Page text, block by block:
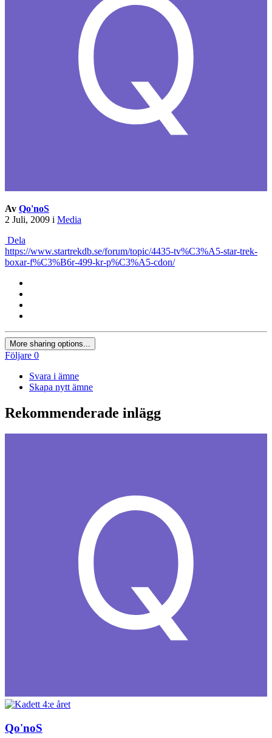
Av Qo'noS
2 Juli, 2009 i Media
Dela
https://www.startrekdb.se/forum/topic/4435-tv%C3%A5-star-trek-
boxar-f%C3%B6r-499-kr-p%C3%A5-cdon/
More sharing options...
Följare 0
Svara i ämne
Skapa nytt ämne
Rekommenderade inlägg
Qo'noS